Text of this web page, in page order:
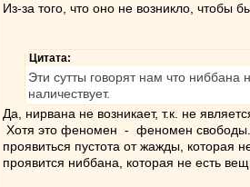
Из-за того, что оно не возникло, чтобы
Цитата:
Эти сутты говорят нам что ниббана
наличествует.
Да, нирвана не возникает, т.к. не
Хотя это феномен - феномен свободы.
проявиться пустота от жажды, которая
проявится ниббана, которая не есть